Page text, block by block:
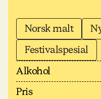
Norsk malt
Festivalspesial
Alkohol
Pris